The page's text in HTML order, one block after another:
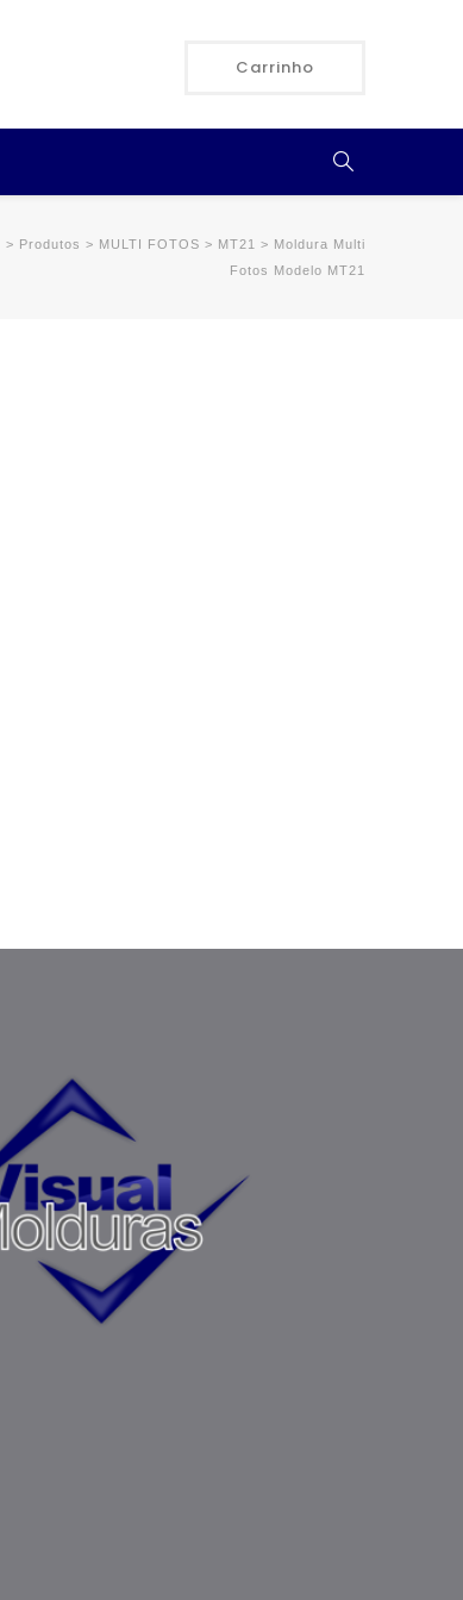
Carrinho
> Produtos > MULTI FOTOS > MT21 > Moldura Multi
Fotos Modelo MT21